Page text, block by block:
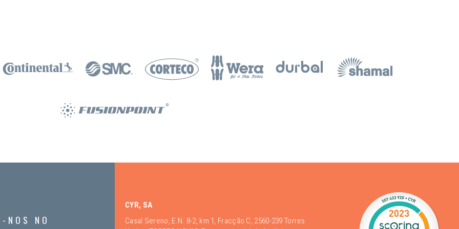
NOS NO
CYR, SA
Casal Sereno, E.N. 8-2, km 1, Fracção C, 2560-239 Torres